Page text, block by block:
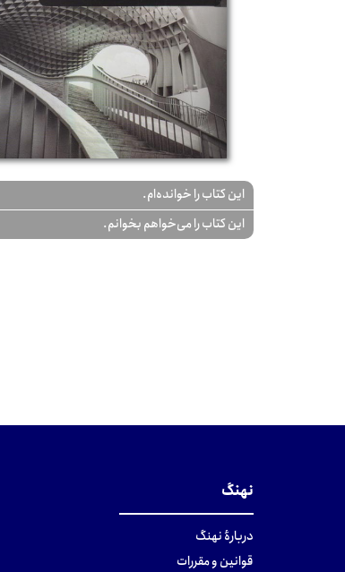
این کتاب را خوانده‌ام.
این کتاب را می‌خواهم بخوانم.
نهنگ
دربارهٔ نهنگ
قوانین و مقررات